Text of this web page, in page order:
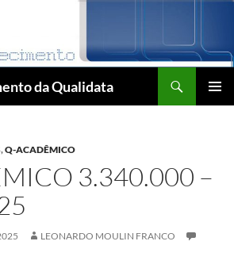
da Qualidata
,Q-ACADÊMICO
3.340.000 –
LEONARDO MOULIN FRANCO